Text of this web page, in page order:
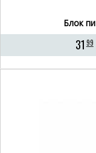
Блок
31 99